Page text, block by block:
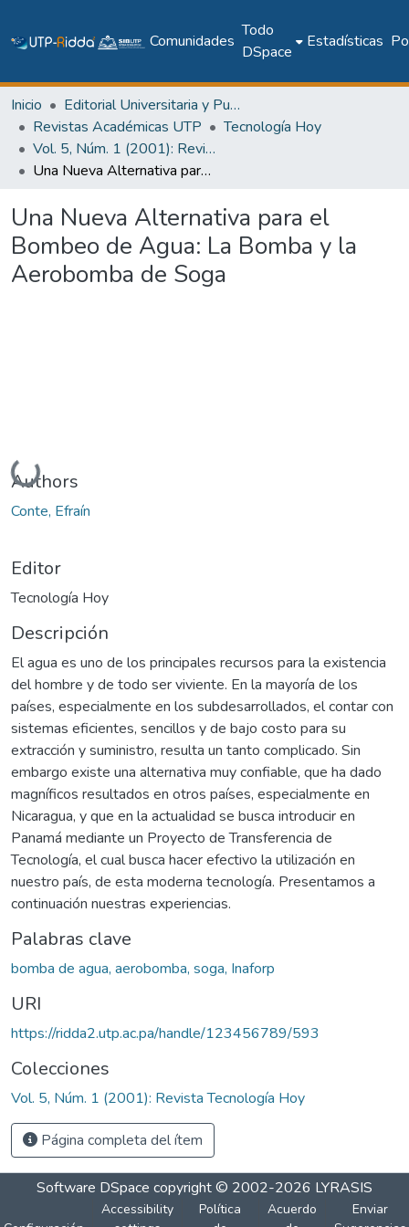
Comunidades
Todo
DSpace
Estadísticas
Inicio
Editorial Universitaria y Publicaciones Seriadas
Revistas Académicas UTP
Tecnología Hoy
Vol. 5, Núm. 1 (2001): Revista Tecnología Hoy
Una Nueva Alternativa para el Bombeo de Agua: La Bomba y la Aerobomba de Soga
Una Nueva Alternativa para el
Bombeo de Agua: La Bomba y la
Aerobomba de Soga
Cargando...
Authors
Conte, Efraín
Editor
Tecnología Hoy
Descripción
El agua es uno de los principales recursos para la existencia
del hombre y de todo ser viviente. En la mayoría de los
países, especialmente en los subdesarrollados, el contar con
sistemas eficientes, sencillos y de bajo costo para su
extracción y suministro, resulta un tanto complicado. Sin
embargo existe una alternativa muy confiable, que ha dado
magníficos resultados en otros países, especialmente en
Nicaragua, y que en la actualidad se busca introducir en
Panamá mediante un Proyecto de Transferencia de
Tecnología, el cual busca hacer efectivo la utilización en
nuestro país, de esta moderna tecnología. Presentamos a
continuación nuestras experiencias.
Palabras clave
bomba de agua, aerobomba, soga, Inaforp
URI
https://ridda2.utp.ac.pa/handle/123456789/593
Colecciones
Vol. 5, Núm. 1 (2001): Revista Tecnología Hoy
Página completa del ítem
Software DSpace copyright © 2002-2026 LYRASIS
Accessibility
Política
Acuerdo
Enviar